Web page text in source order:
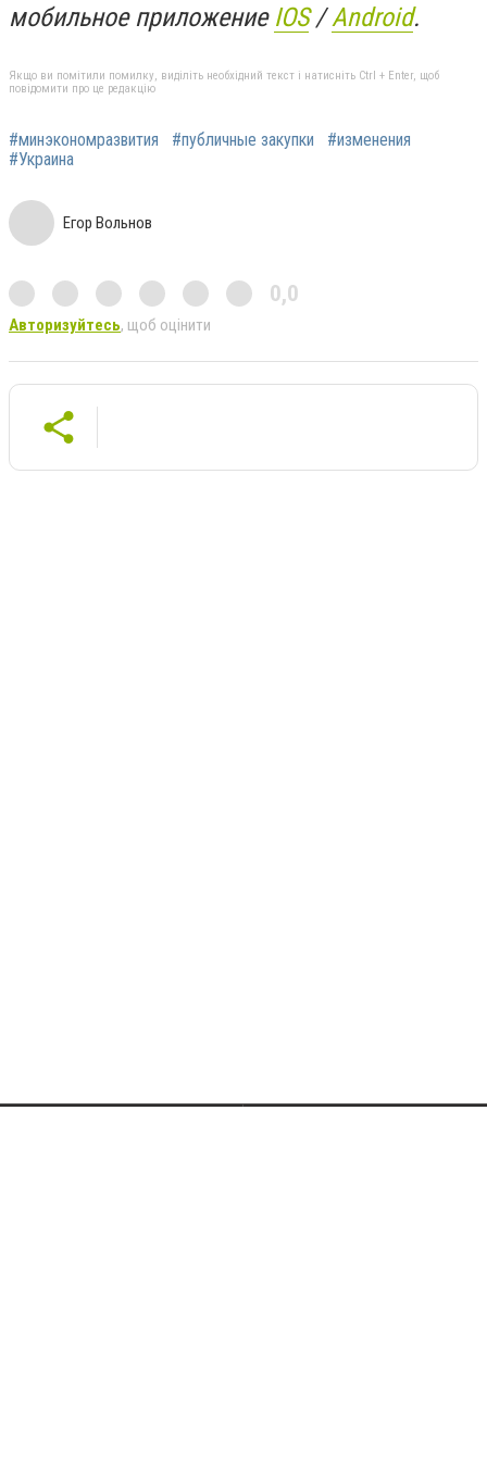
мобильное приложение IOS/Android.
Якщо ви помітили помилку, виділіть необхідний текст і натисніть Ctrl + Enter, щоб
повідомити про це редакцію
#минэкономразвития #публичные закупки
#изменения
#Украина
Егор Вольнов
0,0
Авторизуйтесь, щоб оцінити